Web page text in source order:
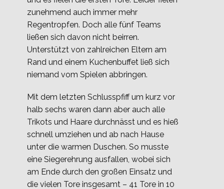
zunehmend auch immer mehr
Regentropfen. Doch alle fünf Teams
ließen sich davon nicht beirren.
Unterstützt von zahlreichen Eltern am
Rand und einem Kuchenbuffet ließ sich
niemand vom Spielen abbringen.
Mit dem letzten Schlusspfiff um kurz vor
halb sechs waren dann aber auch alle
Trikots und Haare durchnässt und es hieß
schnell umziehen und ab nach Hause
unter die warmen Duschen. So musste
eine Siegerehrung ausfallen, wobei sich
am Ende durch den großen Einsatz und
die vielen Tore insgesamt – 41 Tore in 10